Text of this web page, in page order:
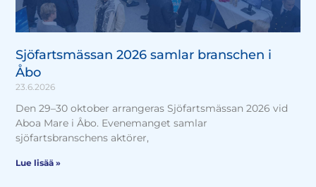
Sjöfartsmässan 2026 samlar branschen i
Åbo
23.6.2026
Den 29–30 oktober arrangeras Sjöfartsmässan 2026 vid
Aboa Mare i Åbo. Evenemanget samlar
sjöfartsbranschens aktörer,
Lue lisää »